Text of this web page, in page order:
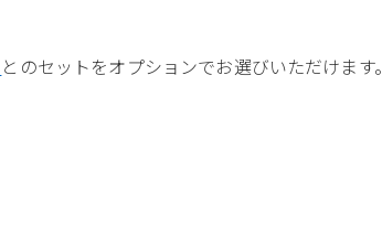
とのセットをオプションでお選びいただけます。